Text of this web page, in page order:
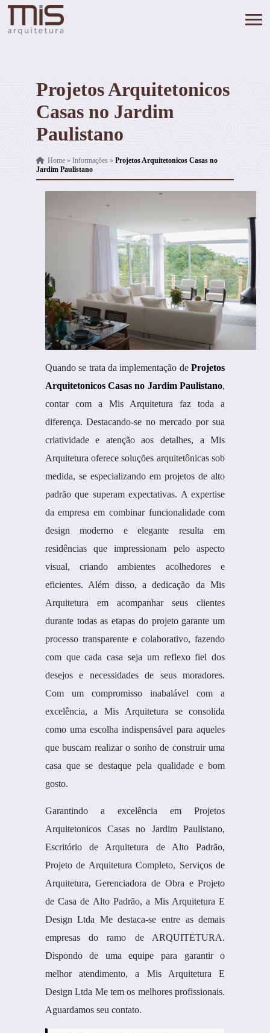
Projetos Arquitetonicos
Casas no Jardim
Paulistano
Home» Informações » Projetos Arquitetonicos Casas no
Jardim Paulistano
Quando se trata da implementação deProjetos
Arquitetonicos Casas no Jardim Paulistano,
contar com a Mis Arquitetura faz toda a
diferença. Destacando-se no mercado por sua
criatividade e atenção aos detalhes, a Mis
Arquitetura oferece soluções arquitetônicas sob
medida, se especializando em projetos de alto
padrão que superam expectativas. A expertise
da empresa em combinar funcionalidade com
design moderno e elegante resulta em
residências que impressionam pelo aspecto
visual, criando ambientes acolhedores e
eficientes. Além disso, a dedicação da Mis
Arquitetura em acompanhar seus clientes
durante todas as etapas do projeto garante um
processo transparente e colaborativo, fazendo
com que cada casa seja um reflexo fiel dos
desejos e necessidades de seus moradores.
Com um compromisso inabalável com a
excelência, a Mis Arquitetura se consolida
como uma escolha indispensável para aqueles
que buscam realizar o sonho de construir uma
casa que se destaque pela qualidade e bom
gosto.
Garantindo a excelência em Projetos
Arquitetonicos Casas no Jardim Paulistano,
Escritório de Arquitetura de Alto Padrão,
Projeto de Arquitetura Completo, Serviços de
Arquitetura, Gerenciadora de Obra e Projeto
de Casa de Alto Padrão, a Mis Arquitetura E
Design Ltda Me destaca-se entre as demais
empresas do ramo de ARQUITETURA.
Dispondo de uma equipe para garantir o
melhor atendimento, a Mis Arquitetura E
Design Ltda Me tem os melhores profissionais.
Aguardamos seu contato.